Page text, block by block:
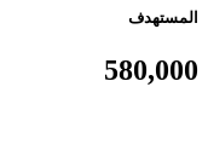
المستهدف
580,000